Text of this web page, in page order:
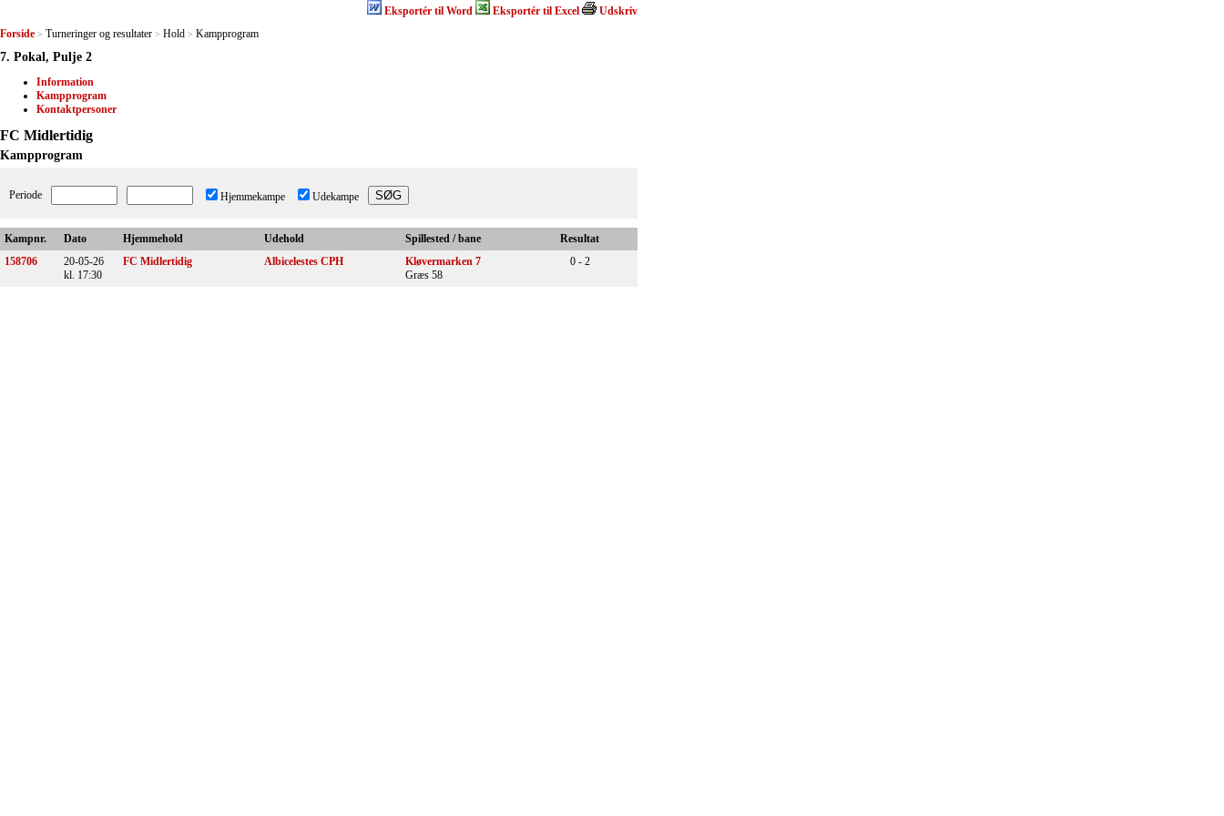
Eksportér til Word Eksportér til Excel
Udskriv
Forside > Turneringer og resultater > Hold > Kampprogram
7. Pokal, Pulje 2
Information
Kampprogram
Kontaktpersoner
FC Midlertidig
Kampprogram
Periode Hjemmekampe Udekampe
Kampnr. Dato Hjemmehold Udehold Spillested / bane
Resultat
158706
20-05-26
kl. 17:30
FC Midlertidig Albicelestes CPH
Kløvermarken 7
Græs 58
0 - 2